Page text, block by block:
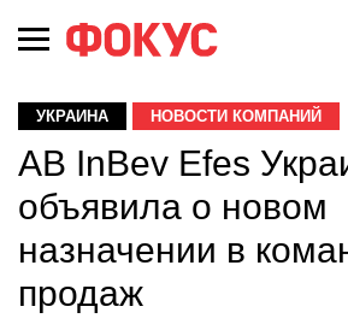
УКРАИНА НОВОСТИ КОМПАНИЙ
AB InBev Efes
объявила о новом
назначении в
продаж